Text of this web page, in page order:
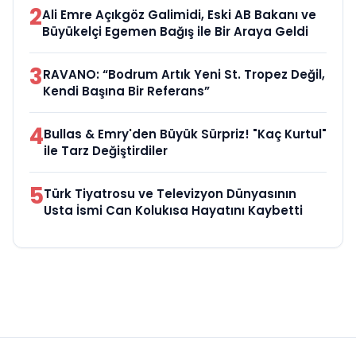
2Ali Emre Açıkgöz Galimidi, Eski AB Bakanı ve
Büyükelçi Egemen Bağış ile Bir Araya Geldi
3RAVANO: “Bodrum Artık Yeni St. Tropez Değil,
Kendi Başına Bir Referans”
4Bullas & Emry'den Büyük Sürpriz! "Kaç Kurtul"
ile Tarz Değiştirdiler
5Türk Tiyatrosu ve Televizyon Dünyasının
Usta İsmi Can Kolukısa Hayatını Kaybetti